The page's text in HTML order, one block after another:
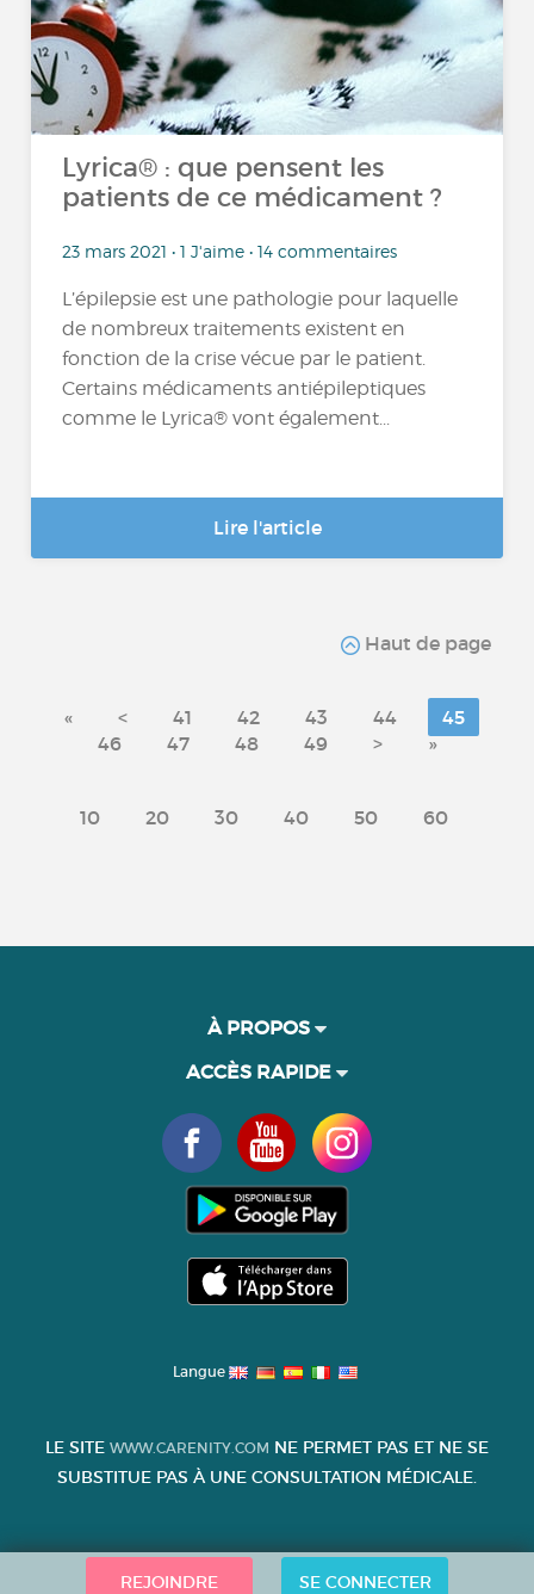
Lyrica® : que pensent les
patients de ce médicament ?
23 mars 2021 • 1 J'aime • 14 commentaires
L’épilepsie est une pathologie pour laquelle
de nombreux traitements existent en
fonction de la crise vécue par le patient.
Certains médicaments antiépileptiques
comme le Lyrica® vont également...
Lire l'article
Haut de page
« < 41 42 43 44
45
46
47 48 49 > »
10 20 30 40 50 60
REJOINDRE SE CONNECTER
À PROPOS
ACCÈS RAPIDE
Langue
LE SITE WWW.CARENITY.COM NE PERMET PAS ET NE SE
SUBSTITUE PAS À UNE CONSULTATION MÉDICALE.